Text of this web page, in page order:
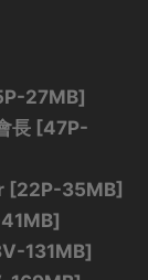
27MB]
長 [47P-
[22P-35MB]
131MB]